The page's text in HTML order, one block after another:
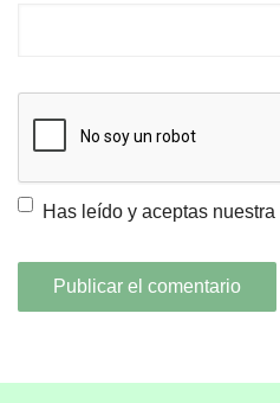
Has leído y aceptas nuestra